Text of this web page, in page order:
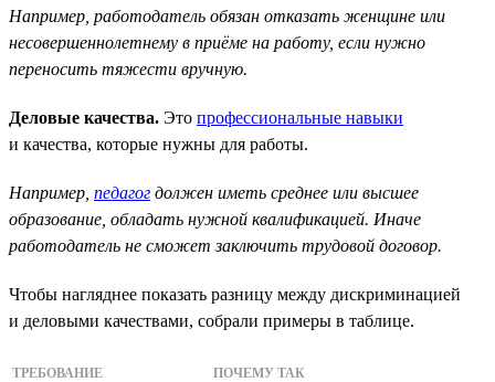
Например, работодатель обязан отказать женщине или
несовершеннолетнему в приёме на работу, если нужно
переносить тяжести вручную.
Деловые качества. Это профессиональные навыки
и качества, которые нужны для работы.
Например, педагог должен иметь среднее или высшее
образование, обладать нужной квалификацией. Иначе
работодатель не сможет заключить трудовой договор.
Чтобы нагляднее показать разницу между дискриминацией
и деловыми качествами, собрали примеры в таблице.
ТРЕБОВАНИЕ ПОЧЕМУ ТАК